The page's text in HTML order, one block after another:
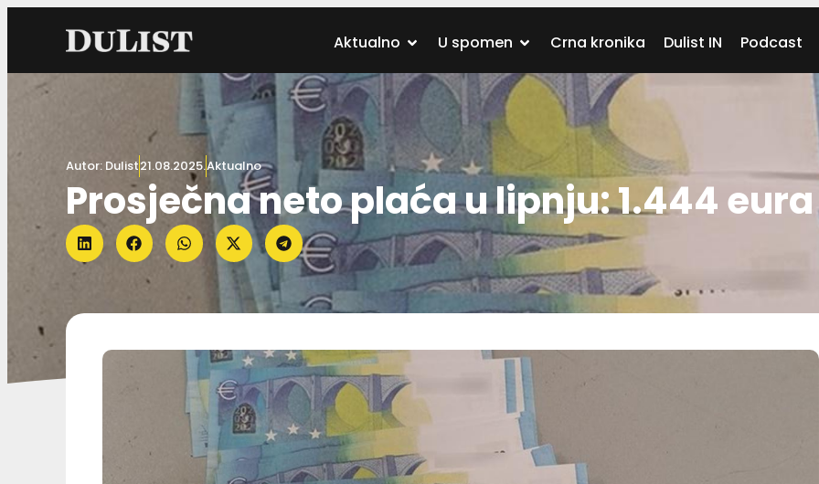
Aktualno U spomen Crna kronika Dulist IN Podcast
Autor: Dulist21.08.2025.Aktualno
Prosječna neto plaća u lipnju: 1.444 eura